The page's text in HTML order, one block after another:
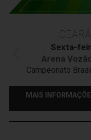
Sexta-
Arena
Campeonato
MAIS